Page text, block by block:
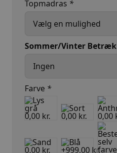
Topmadras *
Sommer/Vinter Betræk
Farve *